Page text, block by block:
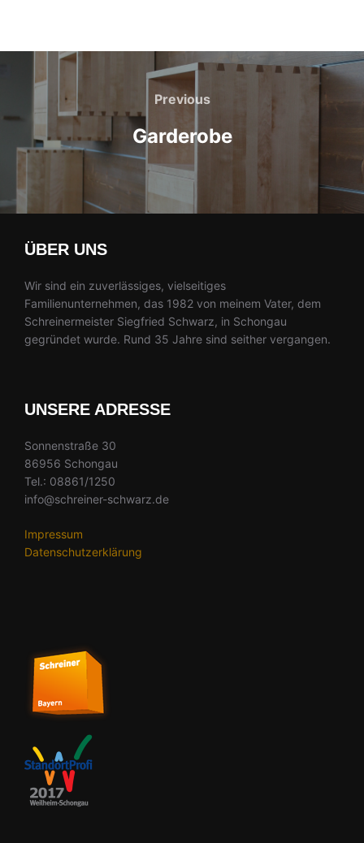
Beitragsnavigation
Previous
Previous
Garderobe
ÜBER UNS
Wir sind ein zuverlässiges, vielseitiges
Familienunternehmen, das 1982 von meinem Vater, dem
Schreinermeister Siegfried Schwarz, in Schongau
gegründet wurde. Rund 35 Jahre sind seither vergangen.
UNSERE ADRESSE
Sonnenstraße 30
86956 Schongau
Tel.: 08861/1250
info@schreiner-schwarz.de
Impressum
Datenschutzerklärung